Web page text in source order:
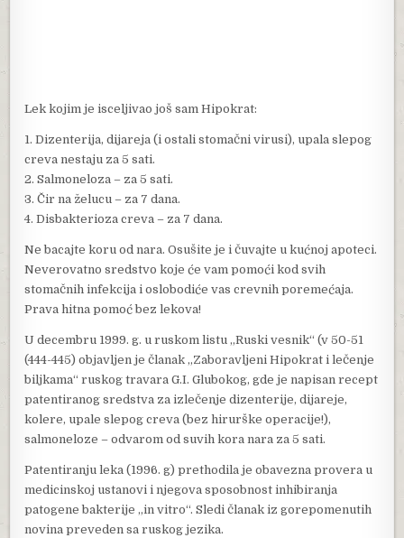
Lek kojim je isceljivao još sam Hipokrat:
1. Dizenterija, dijareja (i ostali stomačni virusi), upala slepog
creva nestaju za 5 sati.
2. Salmoneloza – za 5 sati.
3. Čir na želucu – za 7 dana.
4. Disbakterioza creva – za 7 dana.
Ne bacajte koru od nara. Osušite je i čuvajte u kućnoj apoteci.
Neverovatno sredstvo koje će vam pomoći kod svih
stomačnih infekcija i oslobodiće vas crevnih poremećaja.
Prava hitna pomoć bez lekova!
U decembru 1999. g. u ruskom listu „Ruski vesnik“ (v 50-51
(444-445) objavljen je članak „Zaboravljeni Hipokrat i lečenje
biljkama“ ruskog travara G.I. Glubokog, gde je napisan recept
patentiranog sredstva za izlečenje dizenterije, dijareje,
kolere, upale slepog creva (bez hirurške operacije!),
salmoneloze – odvarom od suvih kora nara za 5 sati.
Patentiranju leka (1996. g) prethodila je obavezna provera u
medicinskoj ustanovi i njegova sposobnost inhibiranja
patogene bakterije „in vitro“. Sledi članak iz gorepomenutih
novina preveden sa ruskog jezika.